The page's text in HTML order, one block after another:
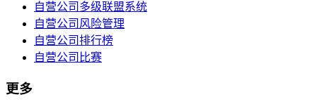
自营公司多级联盟系统
自营公司风险管理
自营公司排行榜
自营公司比赛
更多